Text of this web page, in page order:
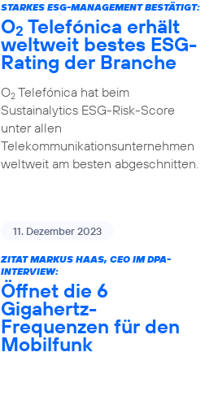
STARKES ESG-MANAGEMENT BESTÄTIGT:
O2 Telefónica erhält
weltweit bestes ESG-
Rating der Branche
O2Telefónica hat beim
Sustainalytics ESG-Risk-Score
unter allen
Telekommunikationsunternehmen
weltweit am besten abgeschnitten.
11. Dezember 2023
ZITAT MARKUS HAAS, CEO IM DPA-
INTERVIEW:
Öffnet die 6
Gigahertz-
Frequenzen für den
Mobilfunk